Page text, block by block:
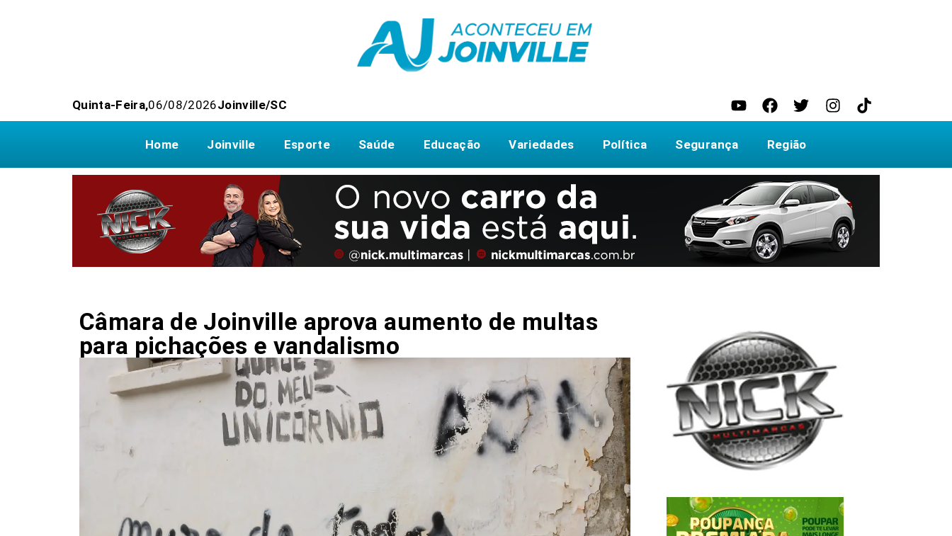
Quinta-Feira,06/08/2026Joinville/SC
Home Joinville Esporte Saúde Educação Variedades Política Segurança Região
Câmara de Joinville aprova aumento de multas
para pichações e vandalismo